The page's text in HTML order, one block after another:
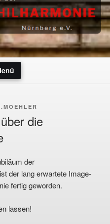
die
der
der lang erwartete Image-
fertig geworden.
lassen!